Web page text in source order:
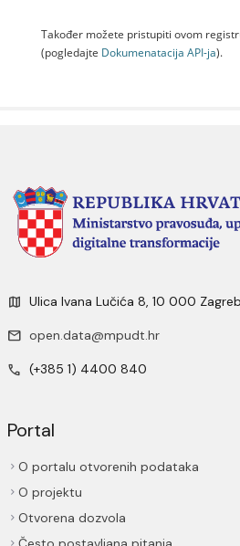
Također možete pristupiti ovom
(pogledajte Dokumenаtаcijа API-jа).